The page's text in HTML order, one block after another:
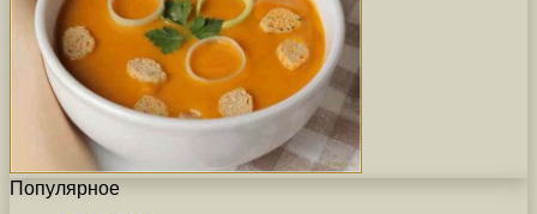
Популярное